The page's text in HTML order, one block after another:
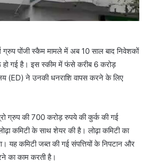
पोंजी स्कैम मामले में अब 10 साल बाद निवेशकों
गई है। इस स्कीम में फंसे करीब 6 करोड़
(ED) ने उनकी धनराशि वापस करने के लिए
ग्रुप की 700 करोड़ रुपये की कुर्क की गई
कमिटी के साथ शेयर की है। लोढ़ा कमिटी का
यह कमिटी जब्त की गई संपत्तियों के निपटान और
का काम करती है।